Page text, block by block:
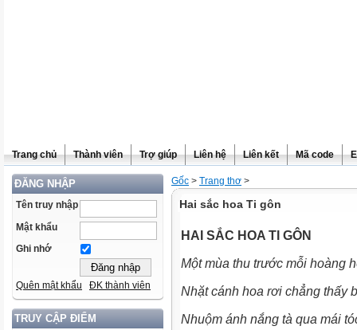
Trang chủ Thành viên Trợ giúp Liên hệ Liên kết Mã code
ĐĂNG NHẬP
Tên truy nhập
Mật khẩu
Ghi nhớ
Quên mật khẩu ĐK thành viên
TRUY CẬP ĐIỂM
Gốc > Trang thơ >
Hai sắc hoa Ti gôn
HAI SẮC HOA TI GÔN
Một mùa thu trước mỗi hoàng
Nhặt cánh hoa rơi chẳng thấy
Nhuộm ánh nắng tà qua mái